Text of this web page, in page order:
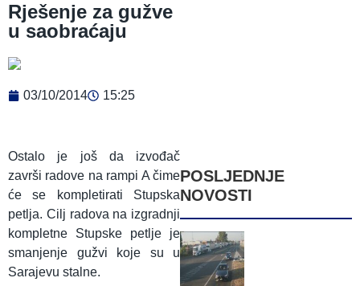
Rješenje za gužve
u saobraćaju
03/10/2014 15:25
Ostalo je još da izvođač
završi radove na rampi A čime
će se kompletirati Stupska
petlja. Cilj radova na izgradnji
kompletne Stupske petlje je
smanjenje gužvi koje su u
Sarajevu stalne.
POSLJEDNJE
NOVOSTI